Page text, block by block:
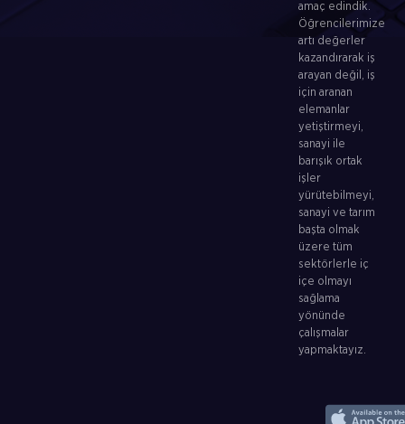
amaç edindik.
Öğrencilerimize
artı değerler
kazandırarak iş
arayan değil, iş
için aranan
elemanlar
yetiştirmeyi,
sanayi ile
barışık ortak
işler
yürütebilmeyi,
sanayi ve tarım
başta olmak
üzere tüm
sektörlerle iç
içe olmayı
sağlama
yönünde
çalışmalar
yapmaktayız.